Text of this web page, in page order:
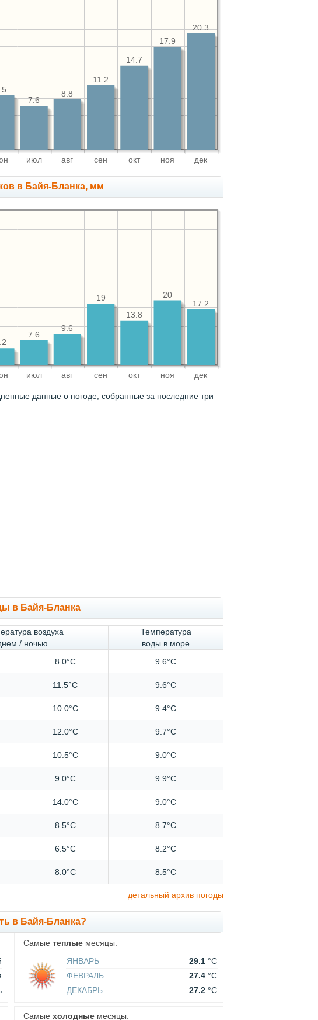
июл авг сен окт ноя дек
20.3
17.9
14.7
11.2
8.8
7.6
в Байя-Бланка, мм
июл авг сен окт ноя дек
17.2
20
13.8
19
9.6
7.6
данные о погоде, собранные за последние три
в Байя-Бланка
воздуха
/ ночью
Температура
воды в море
8.0°C 9.6°C
11.5°C 9.6°C
10.0°C 9.4°C
12.0°C 9.7°C
10.5°C 9.0°C
9.0°C 9.9°C
14.0°C 9.0°C
8.5°C 8.7°C
6.5°C 8.2°C
8.0°C 8.5°C
детальный архив погоды
в Байя-Бланка?
Самые теплые месяцы:
ЯНВАРЬ
29.1 °C
ФЕВРАЛЬ
27.4 °C
ДЕКАБРЬ
27.2 °C
Самые холодные месяцы: